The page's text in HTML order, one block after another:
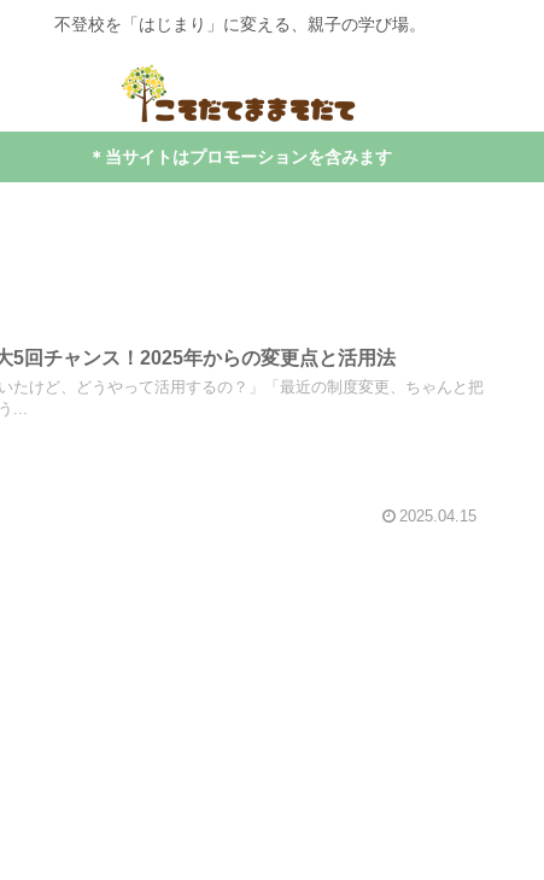
不登校を「はじまり」に変える、親子の学び場。
＊当サイトはプロモーションを含みます
5回チャンス！2025年からの変更点と活用法
たけど、どうやって活用するの？」「最近の制度変更、ちゃんと把
...
2025.04.15